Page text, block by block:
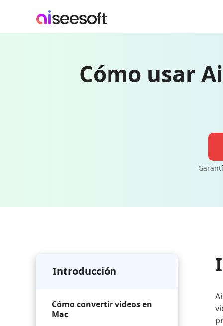
Cómo usar
Introducción
Cómo convertir videos en
Mac